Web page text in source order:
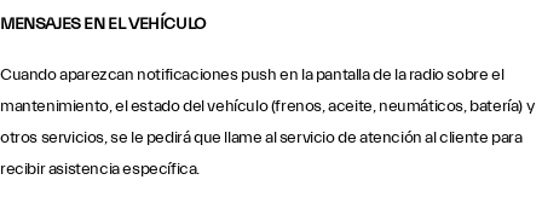
MENSAJES EN EL VEHÍCULO
Cuando aparezcan notificaciones push en la pantalla de la radio sobre el
mantenimiento, el estado del vehículo (frenos, aceite, neumáticos, batería) y
otros servicios, se le pedirá que llame al servicio de atención al cliente para
recibir asistencia específica.